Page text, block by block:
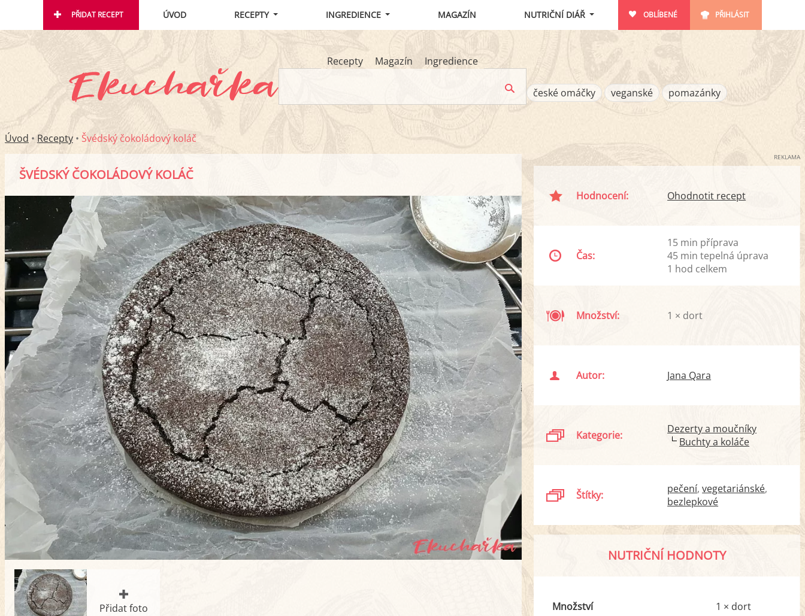
PŘIDAT RECEPT ÚVOD RECEPTY INGREDIENCE MAGAZÍN NUTRIČNÍ DIÁŘ OBLÍBENÉ PŘIHLÁSIT
Recepty Magazín Ingredience
české omáčky veganské pomazánky
Úvod • Recepty • Švédský čokoládový koláč
ŠVÉDSKÝ ČOKOLÁDOVÝ KOLÁČ
Přidat foto
REKLAMA
Hodnocení: Ohodnotit recept
Čas:
15 min příprava
45 min tepelná úprava
1 hod celkem
Množství: 1 × dort
Autor: Jana Qara
Kategorie:
Dezerty a moučníky
Buchty a koláče
Štítky: pečení vegetariánské
bezlepkové
NUTRIČNÍ HODNOTY
Množství 1 × dort